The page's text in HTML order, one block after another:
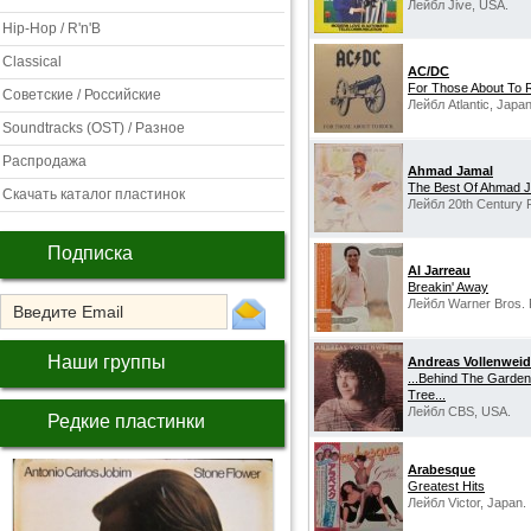
Hip-Hop / R'n'B
Classical
Советские / Российские
Soundtracks (OST) / Разное
Распродажа
Скачать каталог пластинок
Подписка
Наши группы
Редкие пластинки
Лейбл Jive, USA.
AC/DC
‎For Those About To
Лейбл Atlantic,
Ahmad Jamal
The Best Of Ahmad
Лейбл 20th Century
Al Jarreau
Breakin' Away
Лейбл Warner Bros.
Andreas
...Behind The
Tree...
Лейбл CBS, USA.
Arabesque
Greatest Hits
Лейбл Victor, Japan.